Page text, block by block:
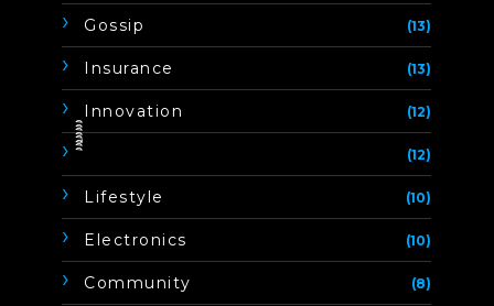
Gossip (13)
Insurance (13)
Innovation (12)
(12)
Lifestyle (10)
Electronics (10)
Community (8)